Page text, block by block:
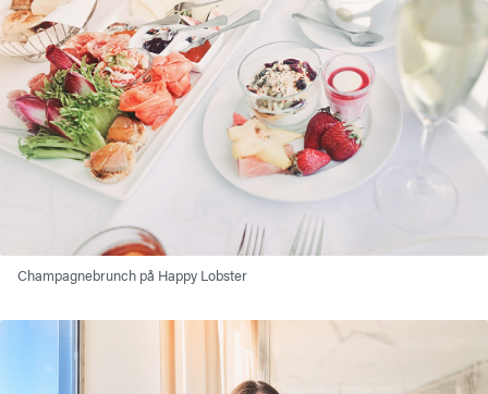
Champagnebrunch på Happy Lobster